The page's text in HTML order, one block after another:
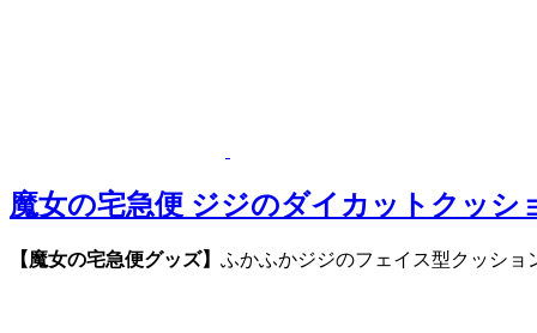
魔女の宅急便 ジジのダイカットクッシ
【魔女の宅急便グッズ】 ふかふかジジのフェイス型クッショ